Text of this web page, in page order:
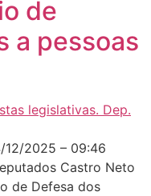
de
a pessoas
12/2025 – 09:46
Castro Neto
de Defesa dos